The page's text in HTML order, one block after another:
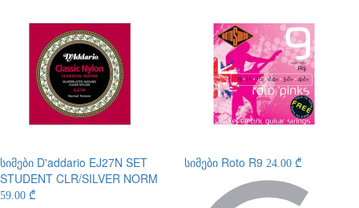
სიმები D'addario EJ27N SET
STUDENT CLR/SILVER NORM
59.00 ₾
სიმები Roto R9 24.00 ₾